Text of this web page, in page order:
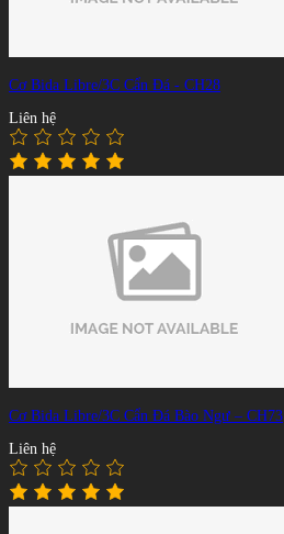
Cơ Bida Libre/3C Cẩn Đá - CH28
Liên hệ
Cơ Bida Libre/3C Cẩn Đá Bào Ngư – CH73
Liên hệ